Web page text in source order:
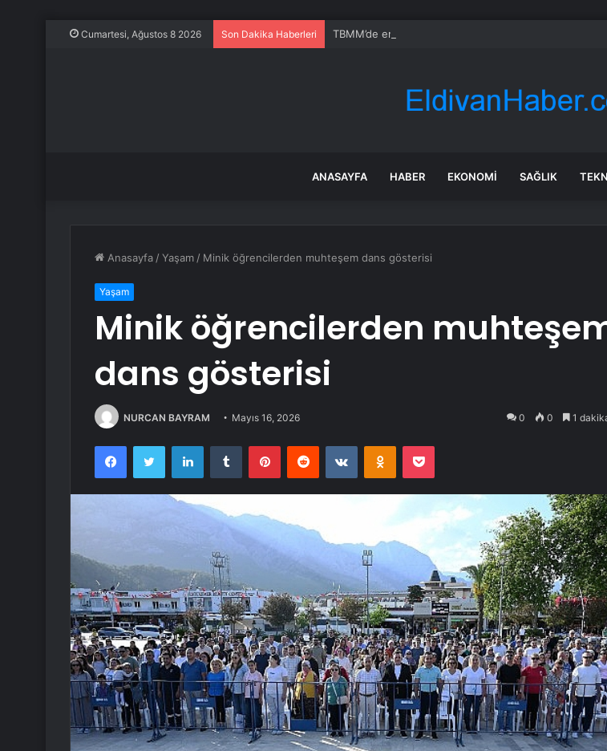
Cumartesi, Ağustos 8 2026 Son Dakika Haberleri TBMM’de emekli aylığı ve ÖTV düzenlemesi: Elektrikli
ANASAYFA HABER EKONOMI SAĞLIK
Anasayfa /Yaşam / Minik öğrencilerden muhteşem dans gösterisi
Yaşam
Minik öğrencilerden
dans gösterisi
NURCAN BAYRAM Mayıs 16, 2026 0 0 1
FacebookTwitter LinkedInTumblr PinterestReddit VKontakteOdnoklassniki
Pocket